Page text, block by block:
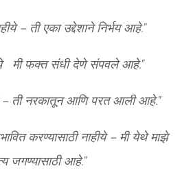
– ती एका उद्देशाने निर्भय आहे.”
मी फक्त संधी देणे संपवले आहे.”
– ती नरकातून आणि परत आली आहे.”
करण्यासाठी नाहीये – मी येथे माझे
जगण्यासाठी आहे.”